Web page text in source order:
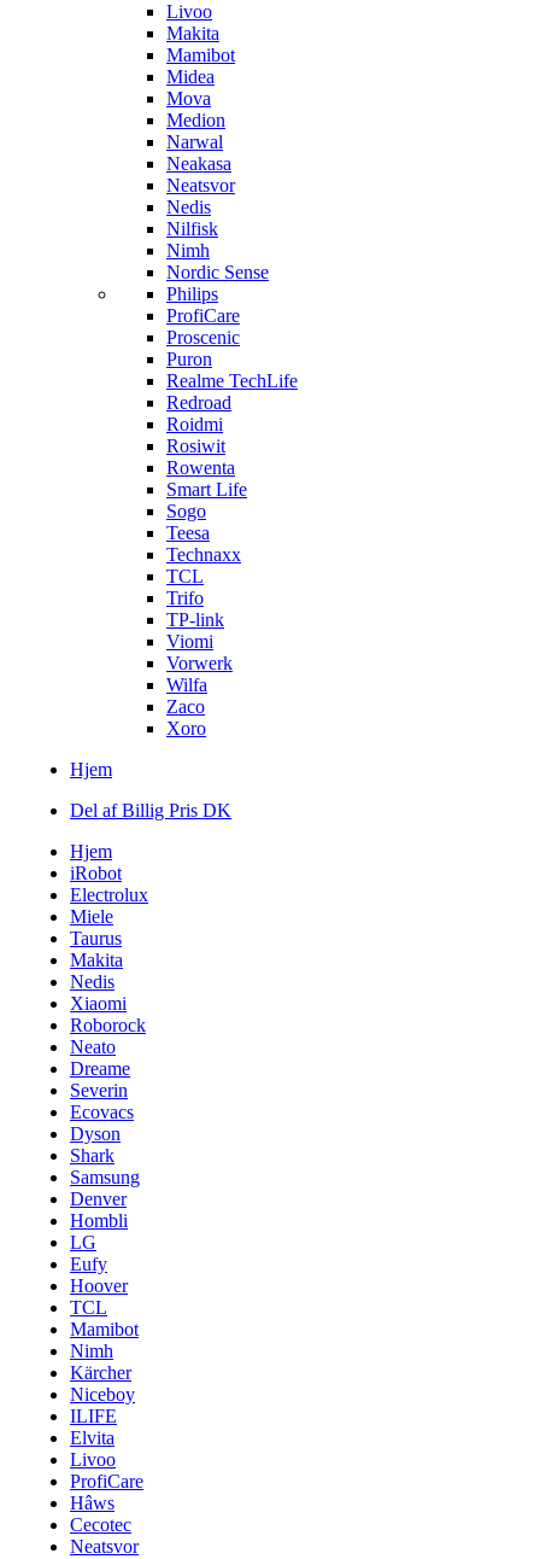
Livoo
Makita
Mamibot
Midea
Mova
Medion
Narwal
Neakasa
Neatsvor
Nedis
Nilfisk
Nimh
Nordic Sense
Philips
ProfiCare
Proscenic
Puron
Realme TechLife
Redroad
Roidmi
Rosiwit
Rowenta
Smart Life
Sogo
Teesa
Technaxx
TCL
Trifo
TP-link
Viomi
Vorwerk
Wilfa
Zaco
Xoro
Hjem
Del af Billig Pris DK
Hjem
iRobot
Electrolux
Miele
Taurus
Makita
Nedis
Xiaomi
Roborock
Neato
Dreame
Severin
Ecovacs
Dyson
Shark
Samsung
Denver
Hombli
LG
Eufy
Hoover
TCL
Mamibot
Nimh
Kärcher
Niceboy
ILIFE
Elvita
Livoo
ProfiCare
Hâws
Cecotec
Neatsvor